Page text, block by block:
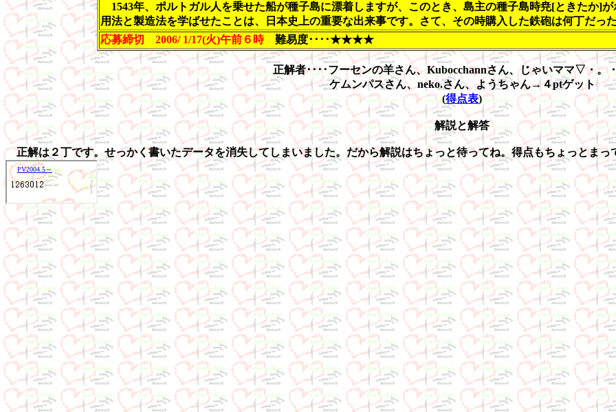
1543年、ポルトガル人を乗せた船が種子島に漂着しますが、このとき、島主の種子島時尭[ときたか]
用法と製造法を学ばせたことは、日本史上の重要な出来事です。さて、その時購入した鉄砲は何丁だっ
応募締切 2006/ 1/17(火)午前６時 難易度････★★★★
正解者････フーセンの羊さん、Kubocchannさん、じゃいママ▽・。
ケムンパスさん、neko.さん、ようちゃん→４ptゲット
(得点表)
解説と解答
正解は２丁です。せっかく書いたデータを消失してしまいました。だから解説はちょっと待ってね。得点もちょっとまっ